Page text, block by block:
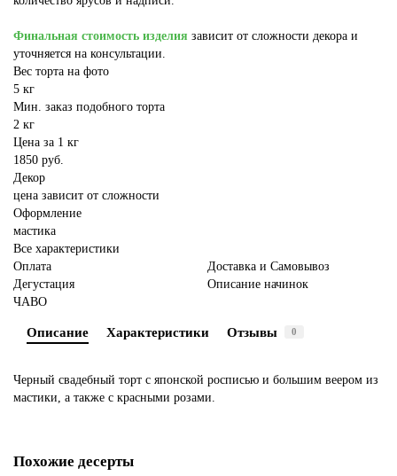
Финальная стоимость изделия зависит от сложности декора и
уточняется на консультации.
Вес торта на фото
5 кг
Мин. заказ подобного торта
2 кг
Цена за 1 кг
1850 руб.
Декор
цена зависит от сложности
Оформление
мастика
Все характеристики
Оплата
Доставка и Самовывоз
Дегустация
Описание начинок
ЧАВО
Описание Характеристики Отзывы 0
Черный свадебный торт с японской росписью и большим веером из
мастики, а также с красными розами.
Похожие десерты